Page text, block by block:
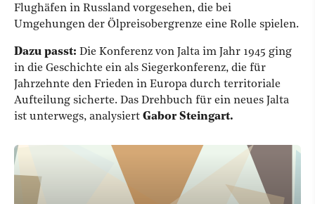
Flughäfen in Russland vorgesehen, die bei
Umgehungen der Ölpreisobergrenze eine Rolle spielen.
Dazu passt: Die Konferenz von Jalta im Jahr 1945 ging
in die Geschichte ein als Siegerkonferenz, die für
Jahrzehnte den Frieden in Europa durch territoriale
Aufteilung sicherte. Das Drehbuch für ein neues Jalta
ist unterwegs, analysiert Gabor Steingart.